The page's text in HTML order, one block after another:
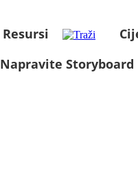
Resursi
Napravite Storyboard